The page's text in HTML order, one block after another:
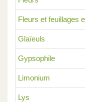
Fleurs et feuillages
Glaïeuls
Gypsophile
Limonium
Lys